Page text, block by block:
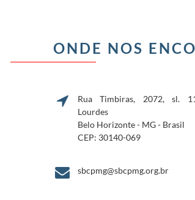
ONDE NOS
Rua Timbiras, 2072, sl.
Lourdes
Belo Horizonte - MG - Brasil
CEP: 30140-069
sbcpmg@sbcpmg.org.br